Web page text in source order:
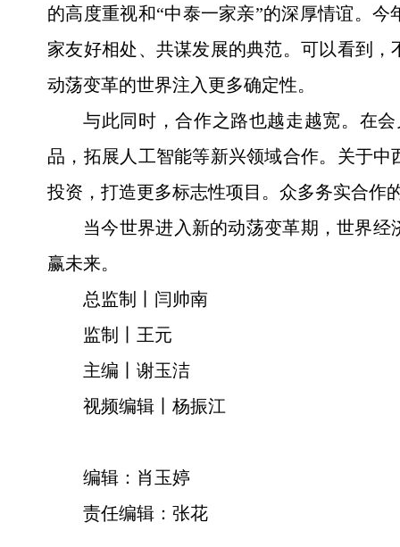
的高度重视和“中泰一家亲”的深厚情谊。
家友好相处、共谋发展的典范。可以看到
动荡变革的世界注入更多确定性。
与此同时，合作之路也越走越宽。在
品，拓展人工智能等新兴领域合作。关于
投资，打造更多标志性项目。众多务实合作
当今世界进入新的动荡变革期，世界
赢未来。
总监制丨闫帅南
监制丨王元
主编丨谢玉洁
视频编辑丨杨振江
编辑：肖玉婷
责任编辑：张花